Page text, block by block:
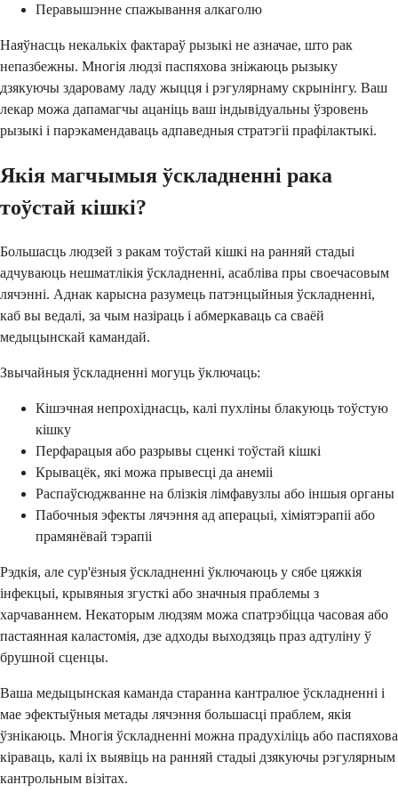
Перавышэнне спажывання алкаголю
Наяўнасць некалькіх фактараў рызыкі не азначае, што рак
непазбежны. Многія людзі паспяхова зніжаюць рызыку
дзякуючы здароваму ладу жыцця і рэгулярнаму скрынінгу. Ваш
лекар можа дапамагчы ацаніць ваш індывідуальны ўзровень
рызыкі і парэкамендаваць адпаведныя стратэгіі прафілактыкі.
Якія магчымыя ўскладненні рака
тоўстай кішкі?
Большасць людзей з ракам тоўстай кішкі на ранняй стадыі
адчуваюць нешматлікія ўскладненні, асабліва пры своечасовым
лячэнні. Аднак карысна разумець патэнцыйныя ўскладненні,
каб вы ведалі, за чым назіраць і абмеркаваць са сваёй
медыцынскай камандай.
Звычайныя ўскладненні могуць ўключаць:
Кішэчная непрохіднасць, калі пухліны блакуюць тоўстую
кішку
Перфарацыя або разрывы сценкі тоўстай кішкі
Крывацёк, які можа прывесці да анеміі
Распаўсюджванне на блізкія лімфавузлы або іншыя органы
Пабочныя эфекты лячэння ад аперацыі, хіміятэрапіі або
прамянёвай тэрапіі
Рэдкія, але сур'ёзныя ўскладненні ўключаюць у сябе цяжкія
інфекцыі, крывяныя згусткі або значныя праблемы з
харчаваннем. Некаторым людзям можа спатрэбіцца часовая або
пастаянная каластомія, дзе адходы выходзяць праз адтуліну ў
брушной сценцы.
Ваша медыцынская каманда старанна кантралюе ўскладненні і
мае эфектыўныя метады лячэння большасці праблем, якія
ўзнікаюць. Многія ўскладненні можна прадухіліць або паспяхова
кіраваць, калі іх выявіць на ранняй стадыі дзякуючы рэгулярным
кантрольным візітах.